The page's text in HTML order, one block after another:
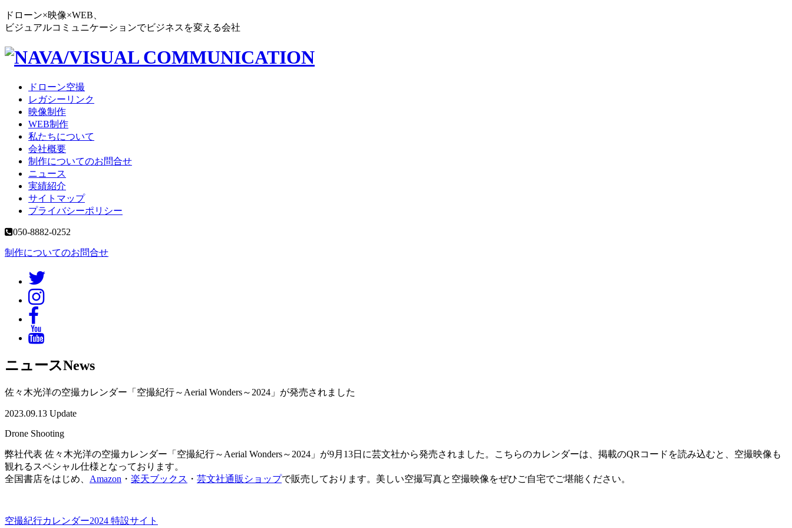
ドローン×映像×WEB、
ビジュアルコミュニケーションでビジネスを変える会社
ドローン空撮
レガシーリンク
映像制作
WEB制作
私たちについて
会社概要
制作についてのお問合せ
ニュース
実績紹介
サイトマップ
プライバシーポリシー
050-8882-0252
制作についてのお問合せ
ニュースNews
佐々木光洋の空撮カレンダー「空撮紀行～Aerial Wonders～2024」が発売されました
2023.09.13 Update
Drone Shooting
弊社代表 佐々木光洋の空撮カレンダー「空撮紀行～Aerial Wonders～2024」が9月13日に芸文社から発売されました。こちらのカレンダーは、掲載のQRコードを読み込むと、空撮映像も
観れるスペシャル仕様となっております。
全国書店をはじめ、 Amazon ・ 楽天ブックス ・ 芸文社通販ショップで販売しております。美しい空撮写真と空撮映像をぜひご自宅でご堪能ください。
空撮紀行カレンダー2024 特設サイト